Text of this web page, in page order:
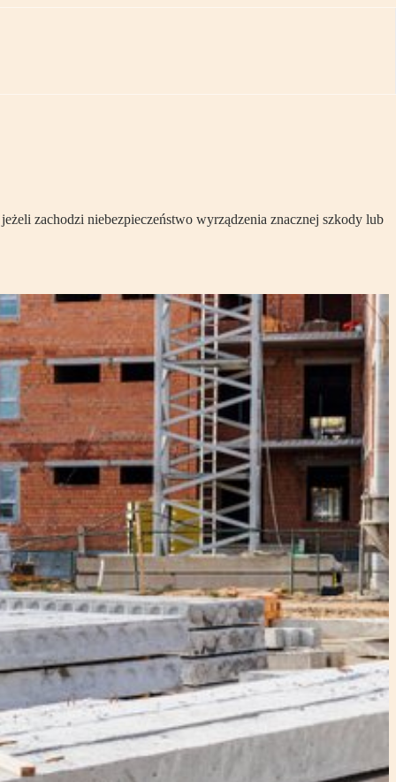
zachodzi niebezpieczeństwo wyrządzenia znacznej szkody lub